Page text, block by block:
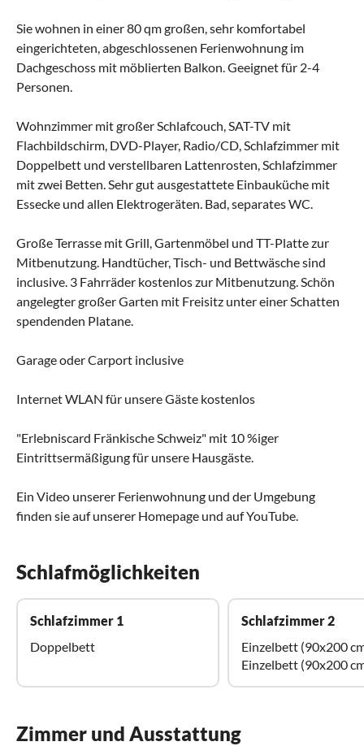
Sie wohnen in einer 80 qm großen, sehr komfortabel
eingerichteten, abgeschlossenen Ferienwohnung im
Dachgeschoss mit möblierten Balkon. Geeignet für 2-4
Personen.
Wohnzimmer mit großer Schlafcouch, SAT-TV mit
Flachbildschirm, DVD-Player, Radio/CD, Schlafzimmer mit
Doppelbett und verstellbaren Lattenrosten, Schlafzimmer
mit zwei Betten. Sehr gut ausgestattete Einbauküche mit
Essecke und allen Elektrogeräten. Bad, separates WC.
Große Terrasse mit Grill, Gartenmöbel und TT-Platte zur
Mitbenutzung. Handtücher, Tisch- und Bettwäsche sind
inclusive. 3 Fahrräder kostenlos zur Mitbenutzung. Schön
angelegter großer Garten mit Freisitz unter einer Schatten
spendenden Platane.
Garage oder Carport inclusive
Internet WLAN für unsere Gäste kostenlos
"Erlebniscard Fränkische Schweiz" mit 10 %iger
Eintrittsermäßigung für unsere Hausgäste.
Ein Video unserer Ferienwohnung und der Umgebung
finden sie auf unserer Homepage und auf YouTube.
Schlafmöglichkeiten
Schlafzimmer 1
Doppelbett
Schlafzimmer 2
Einzelbett (90x200
Einzelbett (90x200
Zimmer und Ausstattung